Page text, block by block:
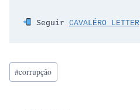
Seguir CAVALÉRO LETTER
Tags
do
#corrupção